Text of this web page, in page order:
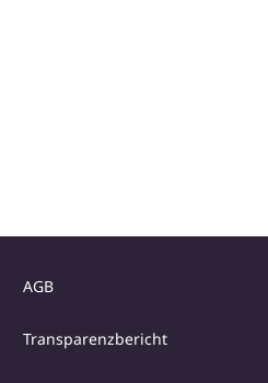
AGB
Transparenzbericht